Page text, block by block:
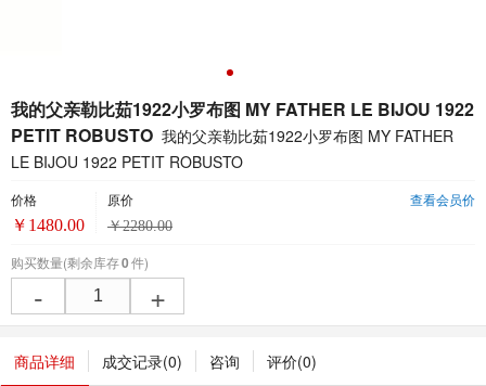
我的父亲勒比茹1922小罗布图 MY FATHER LE BIJOU 1922
PETIT ROBUSTO 我的父亲勒比茹1922小罗布图 MY FATHER
LE BIJOU 1922 PETIT ROBUSTO
查看会员价
价格
￥ 1480.00
原价
￥2280.00
购买数量(剩余库存0件)
- +
商品详细 成交记录(0) 咨询 评价(0)